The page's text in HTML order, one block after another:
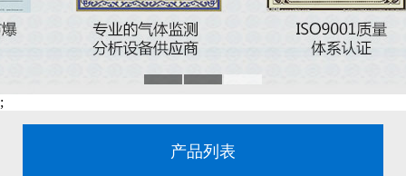
;
产品列表